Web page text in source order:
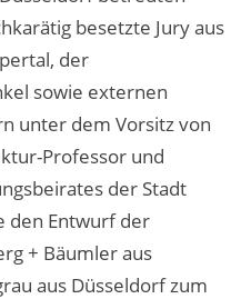
besetzte Jury aus
der
sowie externen
unter dem Vorsitz von
Professor und
der Stadt
den Entwurf der
+ Bäumler aus
aus Düsseldorf zum